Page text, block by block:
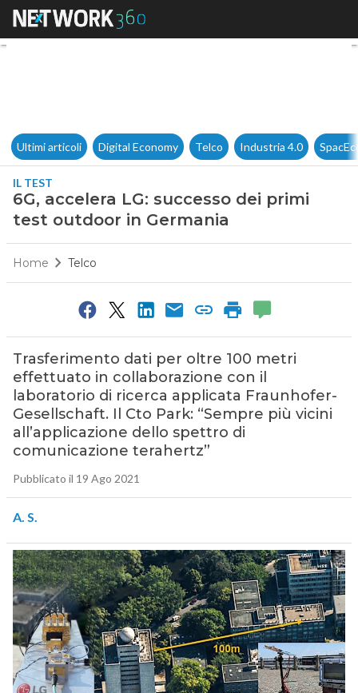
6G, accelera LG: successo
Ultimi articoli Digital Economy Telco Industria 4.0
IL TEST
6G, accelera LG: successo dei primi
test outdoor in Germania
Home Telco
Trasferimento dati per oltre 100 metri
effettuato in collaborazione con il
laboratorio di ricerca applicata Fraunhofer-
Gesellschaft. Il Cto Park: “Sempre più vicini
all’applicazione dello spettro di
comunicazione terahertz”
Pubblicato il 19 Ago 2021
A. S.